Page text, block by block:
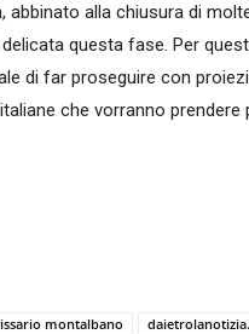
abbinato alla chiusura di
questa fase. Per
di far proseguire con
che vorranno prendere
montalbano